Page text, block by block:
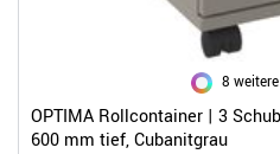
8
OPTIMA Rollcontainer | 3
600 mm tief, Cubanitgrau